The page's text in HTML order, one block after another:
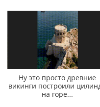
Ну это просто древние
викинги построили
на горе...